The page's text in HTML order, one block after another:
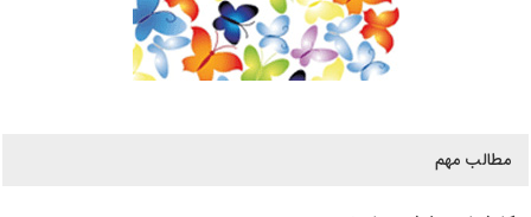
مطالب مهم